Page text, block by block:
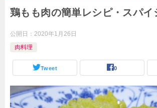
鶏もも肉の簡単レシピ・スパイ
公開日： 2020年1月26日
肉料理
Tweet 0